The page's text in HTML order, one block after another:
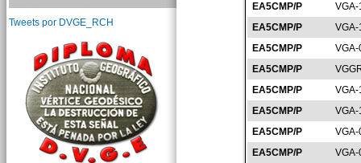
EA5CMP/P
EA5CMP/P
EA5CMP/P
EA5CMP/P
EA5CMP/P
VGA-
EA5CMP/P
EA5CMP/P
EA5CMP/P
Tweets por DVGE_RCH